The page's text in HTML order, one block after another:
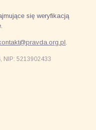
się weryfikacją
NIP: 5213902433